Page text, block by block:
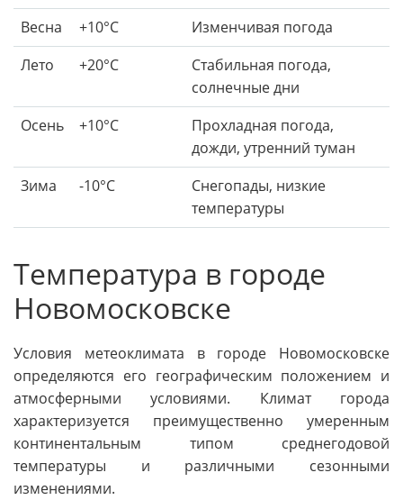
Весна +10°C
Изменчивая погода
Лето
+20°C
Стабильная погода,
солнечные дни
Осень
+10°C
Прохладная погода,
дожди, утренний туман
Зима
-10°C
Снегопады, низкие
температуры
Температура в городе
Новомосковске
Условия метеоклимата в городе Новомосковске
определяются его географическим положением и
атмосферными условиями. Климат города
характеризуется преимущественно умеренным
континентальным типом среднегодовой
температуры и различными сезонными
изменениями.